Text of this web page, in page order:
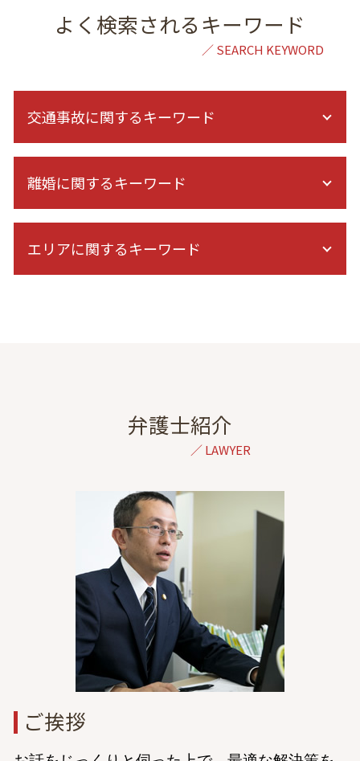
よく検索されるキーワード
交通事故に関するキーワード
保険会社 示談
後遺障害 診断書 症状固定 日
後遺障害 診断書 認定
休業損害 計算
障害等級認定 期間
交通事故 法律事務所
自賠責保険 示談交渉
飛び出し 事故
後遺障害 症状
離婚に関するキーワード
離婚調停 1回目 聞かれること
裁判 離婚
精神的苦痛 離婚
年収 養育費
離婚 弁護士を立てて話し合い
監護権 養育費
養育費 調停
離婚 慰謝料 精神的苦痛
離婚 裁判 長期化
離婚調停 不成立
調停 不成立 裁判
エリアに関するキーワード
相続 弁護士 相談 港区
民事再生 弁護士 相談 港区
交通事故 弁護士 相談 全国対応
金銭トラブル 弁護士 相談 東京
離婚 弁護士 相談 埼玉
一般民事 弁護士 相談 東京
交通事故 弁護士 相談 東京
家事事件 弁護士 相談 東京
民事再生 弁護士 相談 東京
虎ノ門 協議離婚 弁護士
一般民事 弁護士 相談 港区
離婚 弁護士 相談 栃木
出会い系詐欺 弁護士 相談 東京
弁護士紹介
ご挨拶